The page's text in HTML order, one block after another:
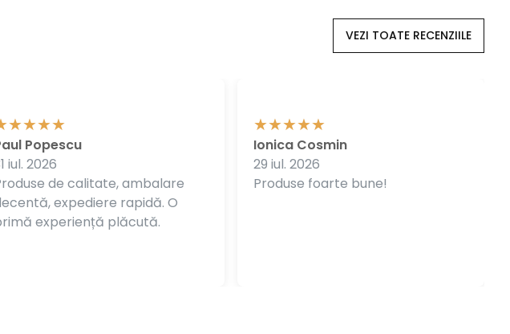
VEZI TOATE RECENZIILE
de calitate, ambalare
expediere rapidă. O
experiență plăcută.
Popescu
iul. 2026
Produse foarte bune!
Ionica Cosmin
29 iul. 2026